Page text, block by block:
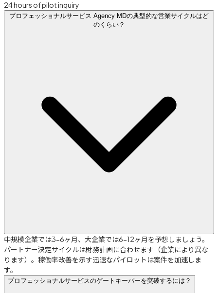
24 hours of pilot inquiry
プロフェッショナルサービス Agency MDの典型的な営業サイクルはど
のくらい？
中規模企業では3-6ヶ月、大企業では6-12ヶ月を予想しましょう。
パートナー決定サイクルは財務計画に合わせます（企業により異な
ります）。稼働率改善を示す迅速なパイロットは案件を加速しま
す。
プロフェッショナルサービスのゲートキーパーを突破するには？